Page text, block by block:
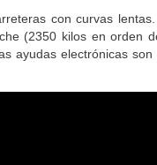
con curvas
(2350 kilos en orden
ayudas electrónicas